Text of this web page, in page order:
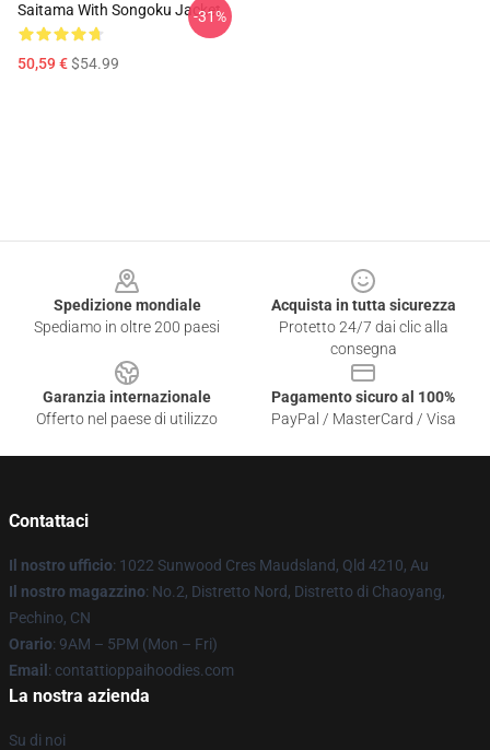
Saitama With Songoku Jacket
50,59 €$54.99
-31%
Spedizione mondiale
Spediamo in oltre 200 paesi
Acquista in tutta sicurezza
Protetto 24/7 dai clic alla
consegna
Garanzia internazionale
Offerto nel paese di utilizzo
Pagamento sicuro al 100%
PayPal / MasterCard / Visa
Contattaci
Il nostro ufficio: 1022 Sunwood Cres Maudsland, Qld 4210, Au
Il nostro magazzino: No.2, Distretto Nord, Distretto di Chaoyang,
Pechino, CN
Orario: 9AM – 5PM (Mon – Fri)
Email : contattioppaihoodies.com
La nostra azienda
Su di noi